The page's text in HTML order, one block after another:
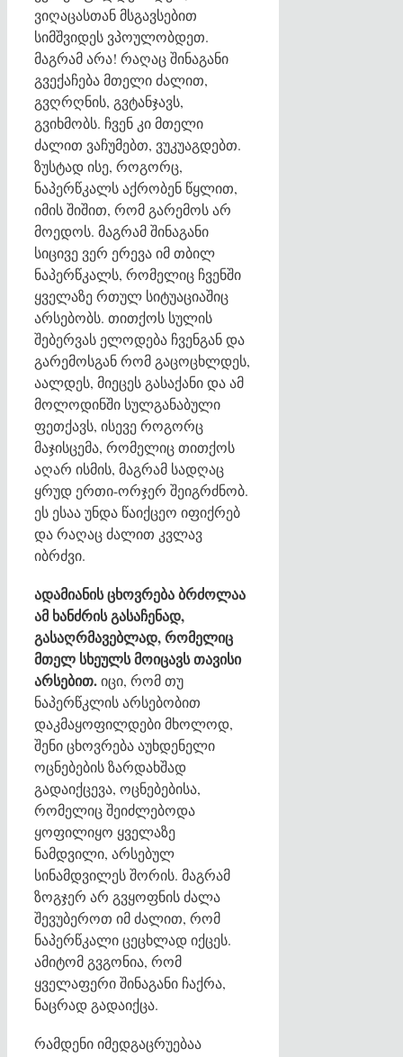
ვიღაცასთან მსგავსებით
სიმშვიდეს ვპოულობდეთ.
მაგრამ არა! რაღაც შინაგანი
გვექაჩება მთელი ძალით,
გვღრღნის, გვტანჯავს,
გვიხმობს. ჩვენ კი მთელი
ძალით ვაჩუმებთ, ვუკუაგდებთ.
ზუსტად ისე, როგორც,
ნაპერწკალს აქრობენ წყლით,
იმის შიშით, რომ გარემოს არ
მოედოს. მაგრამ შინაგანი
სიცივე ვერ ერევა იმ თბილ
ნაპერწკალს, რომელიც ჩვენში
ყველაზე რთულ სიტუაციაშიც
არსებობს. თითქოს სულის
შებერვას ელოდება ჩვენგან და
გარემოსგან რომ გაცოცხლდეს,
აალდეს, მიეცეს გასაქანი და ამ
მოლოდინში სულგანაბული
ფეთქავს, ისევე როგორც
მაჯისცემა, რომელიც თითქოს
აღარ ისმის, მაგრამ სადღაც
ყრუდ ერთი-ორჯერ შეიგრძნობ.
ეს ესაა უნდა წაიქცეო იფიქრებ
და რაღაც ძალით კვლავ
იბრძვი.
ადამიანის ცხოვრება ბრძოლაა
ამ ხანძრის გასაჩენად,
გასაღრმავებლად, რომელიც
მთელ სხეულს მოიცავს თავისი
არსებით.იცი, რომ თუ
ნაპერწკლის არსებობით
დაკმაყოფილდები მხოლოდ,
შენი ცხოვრება აუხდენელი
ოცნებების ზარდახშად
გადაიქცევა, ოცნებებისა,
რომელიც შეიძლებოდა
ყოფილიყო ყველაზე
ნამდვილი, არსებულ
სინამდვილეს შორის. მაგრამ
ზოგჯერ არ გვყოფნის ძალა
შევუბეროთ იმ ძალით, რომ
ნაპერწკალი ცეცხლად იქცეს.
ამიტომ გვგონია, რომ
ყველაფერი შინაგანი ჩაქრა,
ნაცრად გადაიქცა.
რამდენი იმედგაცრუებაა